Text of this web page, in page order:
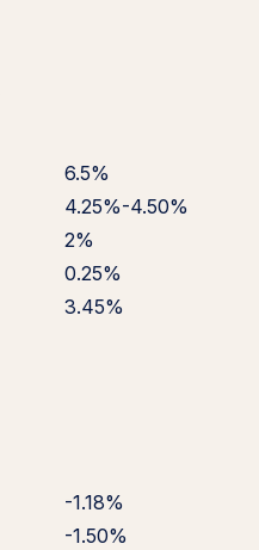
6.5%
4.25%-4.50%
2%
0.25%
3.45%
-1.18%
-1.50%